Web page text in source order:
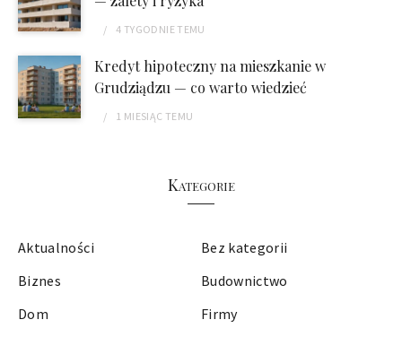
4 TYGODNIETEMU
Kredyt hipoteczny na mieszkanie w
Grudziądzu — co warto wiedzieć
1 MIESIĄC TEMU
Kategorie
Aktualności
Bez kategorii
Biznes
Budownictwo
Dom
Firmy